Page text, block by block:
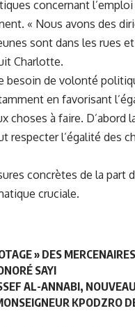
concernant
« Nous avons des
sont dans les rues
Charlotte.
besoin de volonté
en favorisant
choses à faire.
respecter l’égalité des
concrètes de la part
cruciale.
» DES
SAYI
AL-ANNABI,
KPODZRO